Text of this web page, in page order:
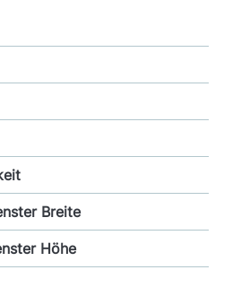
Breite
Höhe